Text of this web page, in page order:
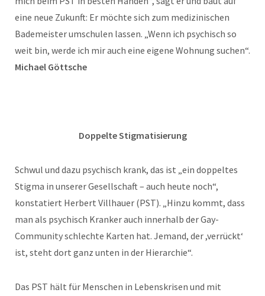
eine neue Zukunft: Er möchte sich zum medizinischen
Bademeister umschulen lassen. „Wenn ich psychisch so
weit bin, werde ich mir auch eine eigene Wohnung suchen“.
Michael Göttsche
Doppelte Stigmatisierung
Schwul und dazu psychisch krank, das ist „ein doppeltes
Stigma in unserer Gesellschaft – auch heute noch“,
konstatiert Herbert Villhauer (PST). „Hinzu kommt, dass
man als psychisch Kranker auch innerhalb der Gay-
Community schlechte Karten hat. Jemand, der ,verrückt‘
ist, steht dort ganz unten in der Hierarchie“.
Das PST hält für Menschen in Lebenskrisen und mit